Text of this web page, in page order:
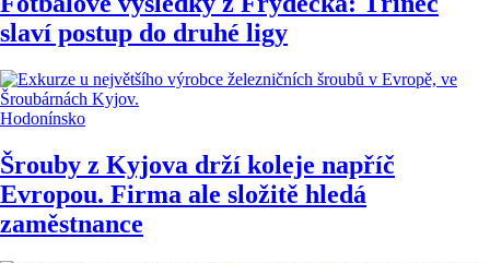
slaví postup do druhé ligy
Hodonínsko
Šrouby z Kyjova drží koleje napříč
Evropou. Firma ale složitě hledá
zaměstnance